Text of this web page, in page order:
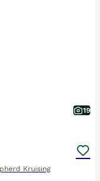
19
Kruising